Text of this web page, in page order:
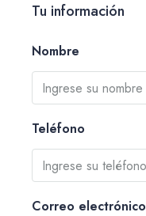
Tu información
Nombre
Teléfono
Correo electrónico